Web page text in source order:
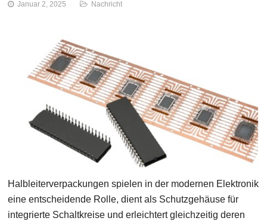
Januar 2, 2025 Nachricht
Halbleiterverpackungen spielen in der modernen Elektronik
eine entscheidende Rolle, dient als Schutzgehäuse für
integrierte Schaltkreise und erleichtert gleichzeitig deren